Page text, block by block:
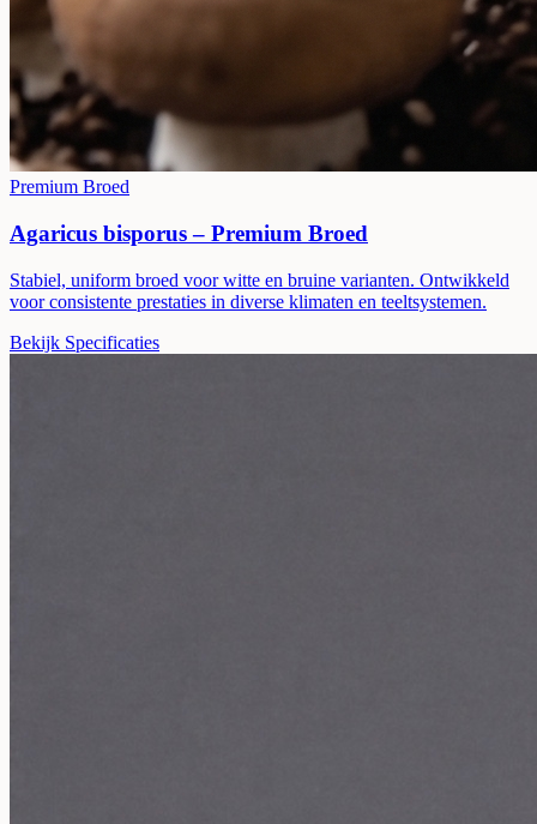
Premium Broed
Agaricus bisporus – Premium Broed
Stabiel, uniform broed voor witte en bruine varianten. Ontwikkeld
voor consistente prestaties in diverse klimaten en teeltsystemen.
Bekijk Specificaties